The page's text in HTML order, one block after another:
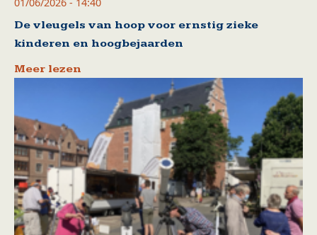
01/06/2026 - 14:40
De vleugels van hoop voor ernstig zieke
kinderen en hoogbejaarden
Meer lezen